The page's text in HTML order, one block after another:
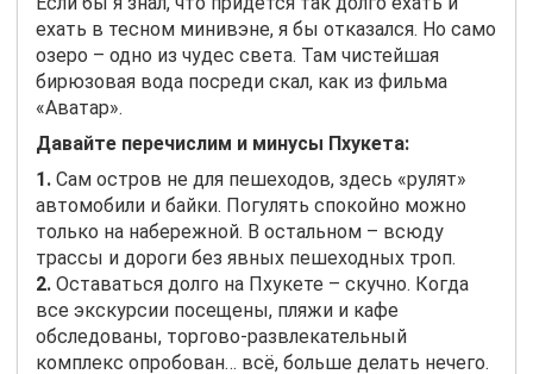
ехать в тесном минивэне, я бы отказался. Но само
озеро – одно из чудес света. Там чистейшая
бирюзовая вода посреди скал, как из фильма
«Аватар».
Давайте перечислим и минусы Пхукета:
1. Сам остров не для пешеходов, здесь «рулят»
автомобили и байки. Погулять спокойно можно
только на набережной. В остальном – всюду
трассы и дороги без явных пешеходных троп.
2. Оставаться долго на Пхукете – скучно. Когда
все экскурсии посещены, пляжи и кафе
обследованы, торгово-развлекательный
комплекс опробован… всё, больше делать нечего.